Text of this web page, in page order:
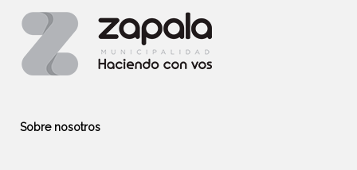
Sobre nosotros